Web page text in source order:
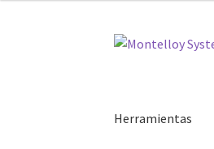
Ir
Ir
Herramientas